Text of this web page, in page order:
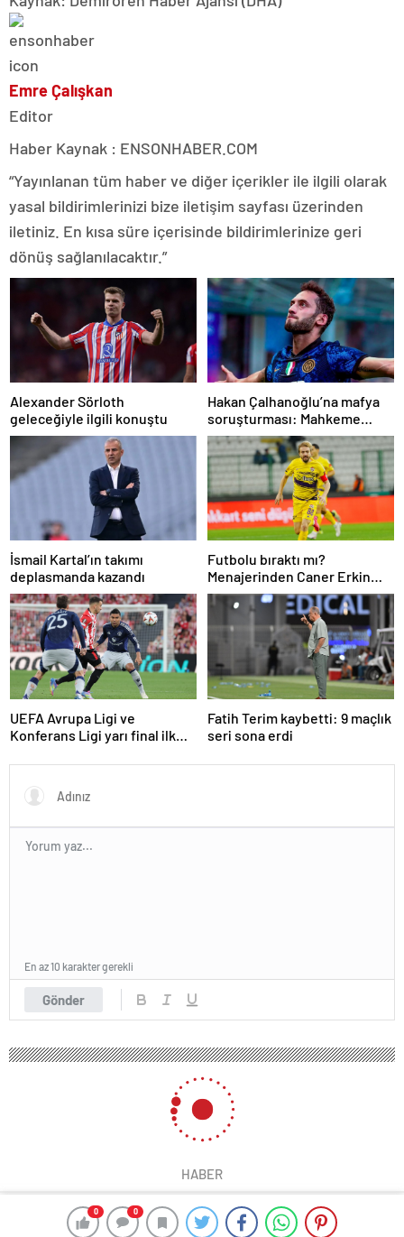
0 0
Emre Çalışkan
Editor
Haber Kaynak : ENSONHABER.COM
“Yayınlanan tüm haber ve diğer içerikler ile ilgili olarak
yasal bildirimlerinizi bize iletişim sayfası üzerinden
iletiniz. En kısa süre içerisinde bildirimlerinize geri
dönüş sağlanılacaktır.”
Alexander Sörloth
geleceğiyle ilgili konuştu
Hakan Çalhanoğlu’na mafya
soruşturması: Mahkeme
cezasını açıkladı
İsmail Kartal’ın takımı
deplasmanda kazandı
Futbolu bıraktı mı?
Menajerinden Caner Erkin
açıklaması
UEFA Avrupa Ligi ve
Konferans Ligi yarı final ilk
Fatih Terim kaybetti: 9 maçlık
seri sona erdi
Gönder
En az 10 karakter gerekli
HABER